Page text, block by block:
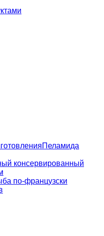
Пеламида
консервированный
по-французски